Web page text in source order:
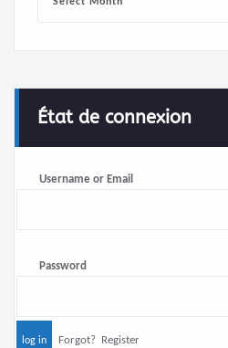
État de connexion
Username or Email
Password
Forgot? Register